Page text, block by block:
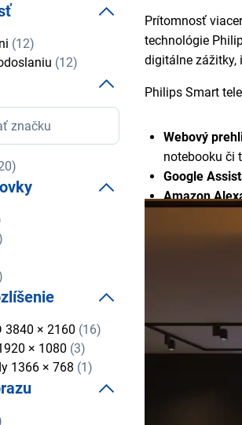
Prítomnosť
technológie
digitálne
Philips Smart
Webový
notebooku či
Google
Amazon
Inteligentný
prístupom k
-
Ambilight
obrazovke.
Prehrávač
Zrkadlenie
(12)
(12)
3840 × 2160 (16)
× 1080 (3)
1366 × 768 (1)